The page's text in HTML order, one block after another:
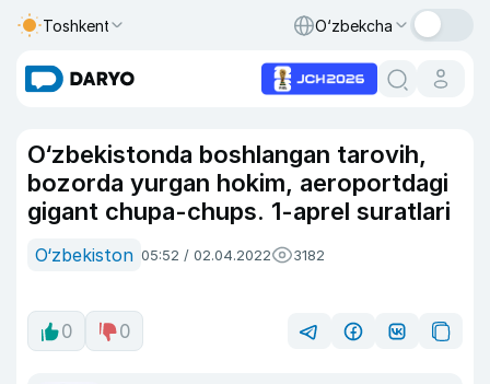
Toshkent O‘zbekcha
O‘zbekistonda boshlangan tarovih,
bozorda yurgan hokim, aeroportdagi
gigant chupa-chups. 1-aprel suratlari
O‘zbekiston 05:52 / 02.04.2022 3182
0 0